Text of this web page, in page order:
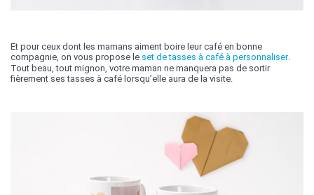
Et pour ceux dont les mamans aiment boire leur café en bonne
compagnie, on vous propose le set de tasses à café à personnaliser.
Tout beau, tout mignon, votre maman ne manquera pas de sortir
fièrement ses tasses à café lorsqu’elle aura de la visite.